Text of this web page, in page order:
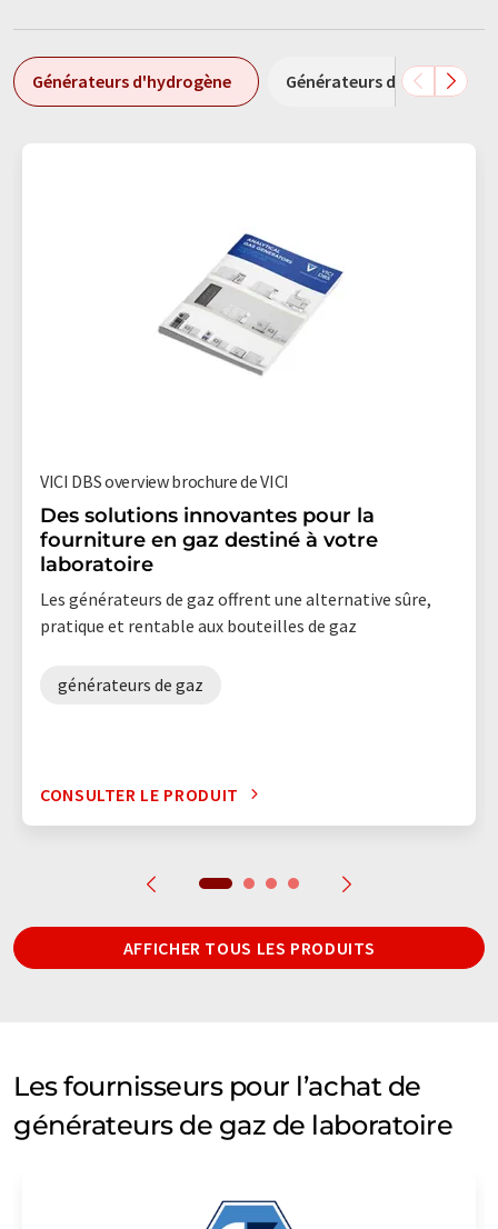
Générateurs d'hydrogène Générateurs d'azote
VICI DBS overview brochure de VICI
Des solutions innovantes pour la
fourniture en gaz destiné à votre
laboratoire
Les générateurs de gaz offrent une alternative sûre,
pratique et rentable aux bouteilles de gaz
générateurs de gaz
CONSULTER LE PRODUIT
AFFICHER TOUS LES PRODUITS
Les fournisseurs pour l’achat de
générateurs de gaz de laboratoire